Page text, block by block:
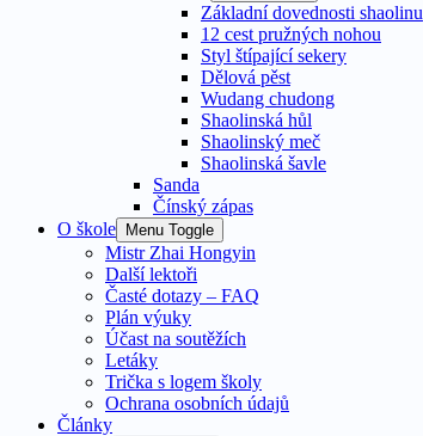
Základní dovednosti shaolinu
12 cest pružných nohou
Styl štípající sekery
Dělová pěst
Wudang chudong
Shaolinská hůl
Shaolinský meč
Shaolinská šavle
Sanda
Čínský zápas
O škole
Menu Toggle
Mistr Zhai Hongyin
Další lektoři
Časté dotazy – FAQ
Plán výuky
Účast na soutěžích
Letáky
Trička s logem školy
Ochrana osobních údajů
Články